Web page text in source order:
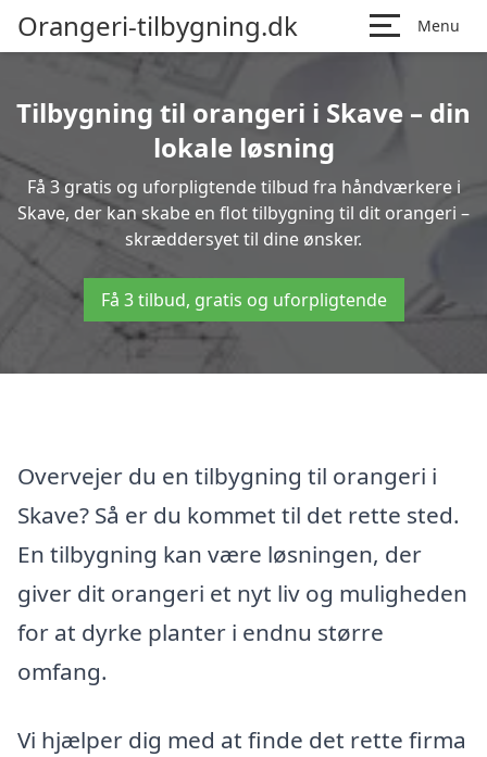
Orangeri-tilbygning.dk Menu
Tilbygning til orangeri i Skave – din
lokale løsning
Få 3 gratis og uforpligtende tilbud fra håndværkere i
Skave, der kan skabe en flot tilbygning til dit orangeri –
skræddersyet til dine ønsker.
Få 3 tilbud, gratis og uforpligtende
Overvejer du en tilbygning til orangeri i
Skave? Så er du kommet til det rette sted.
En tilbygning kan være løsningen, der
giver dit orangeri et nyt liv og muligheden
for at dyrke planter i endnu større
omfang.
Vi hjælper dig med at finde det rette firma